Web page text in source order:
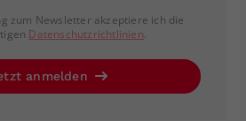
zum Newsletter akzeptiere ich die
Datenschutzrichtlinien.
anmelden